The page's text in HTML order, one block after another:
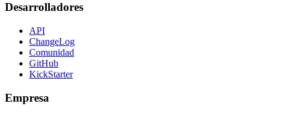
Desarrolladores
API
ChangeLog
Comunidad
GitHub
KickStarter
Empresa